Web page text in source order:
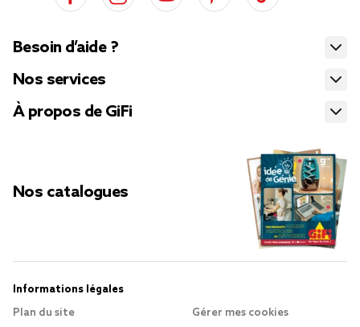
Besoin d’aide ?
Nos services
À propos de GiFi
Nos catalogues
Informations légales
Plan du site
Gérer mes cookies